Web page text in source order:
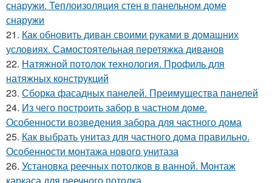
снаружи. Теплоизоляция стен в панельном доме
снаружи
21. Как обновить диван своими руками в домашних
условиях. Самостоятельная перетяжка диванов
22. Натяжной потолок технология. Профиль для
натяжных конструкций
23. Сборка фасадных панелей. Преимущества панелей
24. Из чего построить забор в частном доме.
Особенности возведения забора для частного дома
25. Как выбрать унитаз для частного дома правильно.
Особенности монтажа нового унитаза
26. Установка реечных потолков в ванной. Монтаж